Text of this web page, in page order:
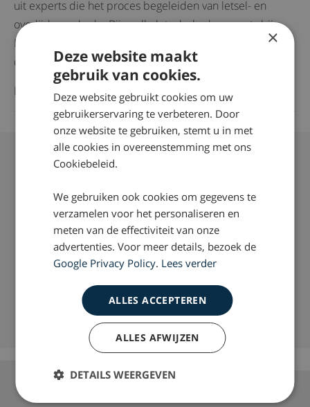
uit experts die het proces begeleiden van letsel- en
overlijdensschade. Bijna alle letselschade-experts bij
Drost Letselschade staan al ingeschreven in dit Register,
of zijn kandidaat NIVRE register-expert.
Bron:
NIVRE
Vragen over whiplash klachten of
Wilt u meer weten over wat wij juridisch gezien kunnen
doen om bij een whiplash, letselschade voor u te
verhalen? Neem dan contact op via telefoonnummer:
0800 – 2490300
Nationaal Keurmerk Letselschade
Ruim 35 jaar ervaring door heel Nederland
×
Deze website maakt
gebruik van cookies.
Deze website gebruikt cookies om uw
gebruikerservaring te verbeteren. Door
onze website te gebruiken, stemt u in met
alle cookies in overeenstemming met ons
Cookiebeleid.
We gebruiken ook cookies om gegevens te
verzamelen voor het personaliseren en
meten van de effectiviteit van onze
advertenties. Voor meer details, bezoek de
Google Privacy Policy. Lees verder
ALLES ACCEPTEREN
ALLES AFWIJZEN
DETAILS WEERGEVEN